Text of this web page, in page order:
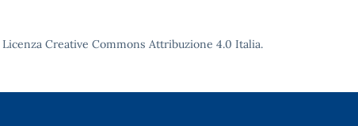
Licenza Creative Commons Attribuzione 4.0 Italia.